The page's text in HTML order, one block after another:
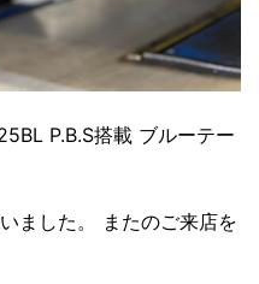
P.B.S搭載 ブルーテー
ました。 またのご来店を